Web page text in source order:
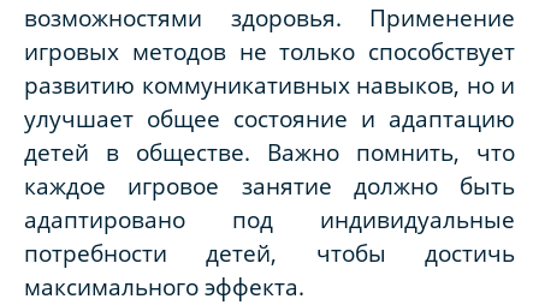
возможностями здоровья. Применение
игровых методов не только способствует
развитию коммуникативных навыков, но и
улучшает общее состояние и адаптацию
детей в обществе. Важно помнить, что
каждое игровое занятие должно быть
адаптировано под индивидуальные
потребности детей, чтобы достичь
максимального эффекта.